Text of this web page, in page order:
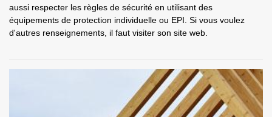
aussi respecter les règles de sécurité en utilisant des
équipements de protection individuelle ou EPI. Si vous voulez
d'autres renseignements, il faut visiter son site web.